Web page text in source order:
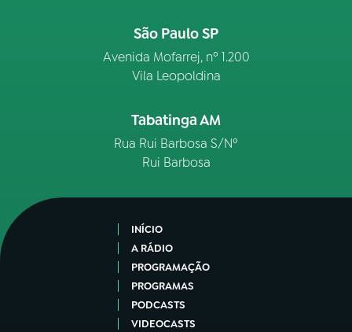
São Paulo SP
Avenida Mofarrej, nº 1.200
Vila Leopoldina
Tabatinga AM
Rua Rui Barbosa S/Nº
Rui Barbosa
INÍCIO
A RÁDIO
PROGRAMAÇÃO
PROGRAMAS
PODCASTS
VIDEOCASTS